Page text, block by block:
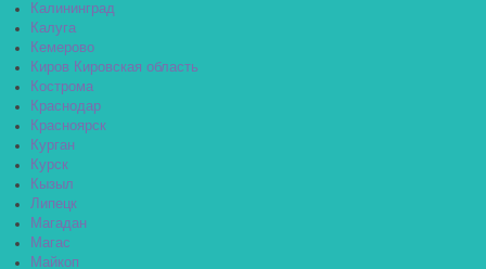
Калининград
Калуга
Кемерово
Киров Кировская область
Кострома
Краснодар
Красноярск
Курган
Курск
Кызыл
Липецк
Магадан
Магас
Майкоп